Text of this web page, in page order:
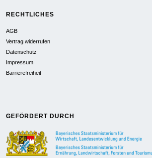
RECHTLICHES
AGB
Vertrag widerrufen
Datenschutz
Impressum
Barrierefreiheit
GEFÖRDERT DURCH